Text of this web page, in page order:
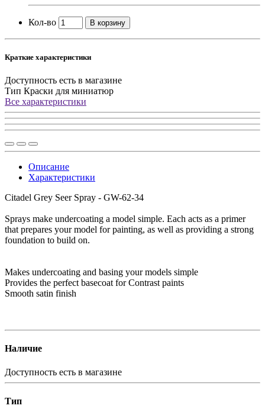
Кол-во В корзину
Краткие характеристики
Доступность есть в магазине
Тип Краски для миниатюр
Все характеристики
Описание
Характеристики
Citadel Grey Seer Spray - GW-62-34
Sprays make undercoating a model simple. Each acts as a primer
that prepares your model for painting, as well as providing a strong
foundation to build on.
Makes undercoating and basing your models simple
Provides the perfect basecoat for Contrast paints
Smooth satin finish
Наличие
Доступность есть в магазине
Тип